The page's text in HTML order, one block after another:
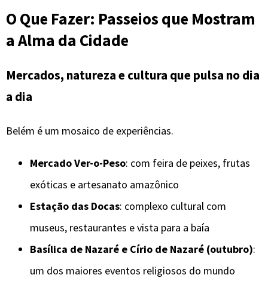
O Que Fazer: Passeios que Mostram
a Alma da Cidade
Mercados, natureza e cultura que pulsa no dia
a dia
Belém é um mosaico de experiências.
Mercado Ver-o-Peso: com feira de peixes, frutas
exóticas e artesanato amazônico
Estação das Docas: complexo cultural com
museus, restaurantes e vista para a baía
Basílica de Nazaré e Círio de Nazaré (outubro):
um dos maiores eventos religiosos do mundo